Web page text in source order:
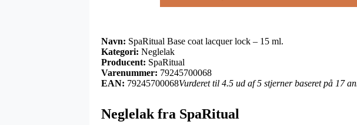
Navn: SpaRitual Base coat lacquer lock – 15 ml.
Kategori: Neglelak
Producent: SpaRitual
Varenummer: 79245700068
EAN: 79245700068Vurderet til 4.5 ud af 5 stjerner baseret på 17
Neglelak fra SpaRitual